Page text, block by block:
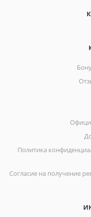
Политика
Согласие на получение